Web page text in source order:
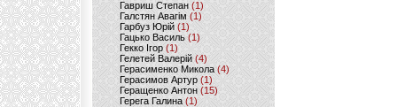
Гавриш Степан (1)
Галстян Авагім (1)
Гарбуз Юрій (1)
Гацько Василь (1)
Гекко Ігор(1)
Гелетей Валерій (4)
Герасименко Микола (4)
Герасимов Артур (1)
Геращенко Антон(15)
Герега Галина (1)